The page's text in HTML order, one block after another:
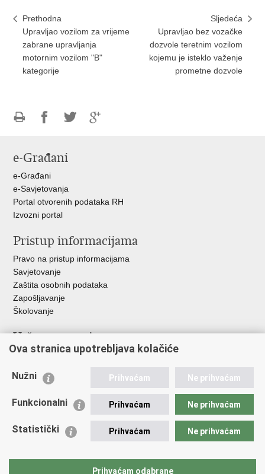
Prethodna
Upravljao vozilom za vrijeme
zabrane upravljanja
motornim vozilom "B"
kategorije
Sljedeća
Upravljao bez vozačke
dozvole teretnim vozilom
kojemu je isteklo važenje
prometne dozvole
FacebookuTwitteru
e-Građani
e-Građani
e-Savjetovanja
Portal otvorenih podataka RH
Izvozni portal
Pristup informacijama
Pravo na pristup informacijama
Savjetovanje
Zaštita osobnih podataka
Zapošljavanje
Školovanje
Važne poveznice
Ministarstvo unutarnjih poslova
Udruge
Policijska akademija
Zaklada policijske solidarnosti
Vučetić"
Ova stranica upotrebljava kolačiće
Nužni Prihvaćam Ne prihvaćam
Funkcionalni Prihvaćam Ne prihvaćam
Statistički Prihvaćam Ne prihvaćam
Prihvaćam odabrane